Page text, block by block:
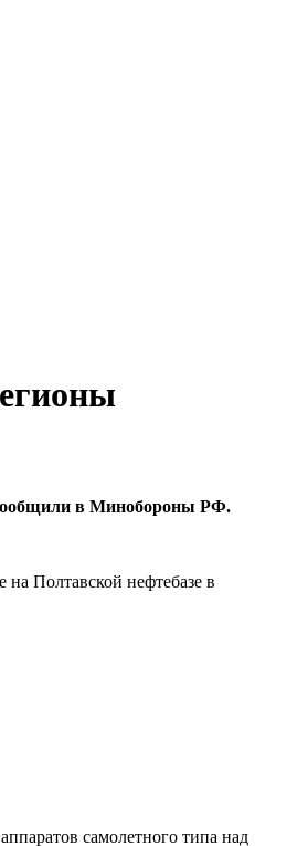
сообщили в Минобороны РФ.
Полтавской нефтебазе в
самолетного типа над